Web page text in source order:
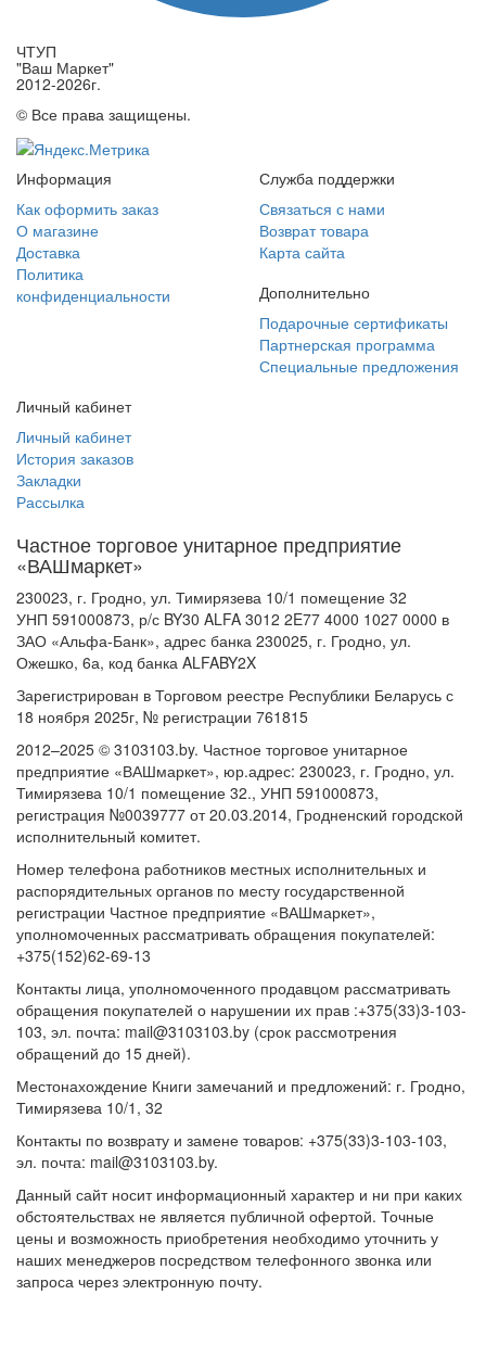
ЧТУП
"Ваш Маркет"
2012-2026г.
© Все права защищены.
Информация
Как оформить заказ
О магазине
Доставка
Политика
конфиденциальности
Служба поддержки
Связаться с нами
Возврат товара
Карта сайта
Дополнительно
Подарочные сертификаты
Партнерская программа
Специальные предложения
Личный кабинет
Личный кабинет
История заказов
Закладки
Рассылка
Частное торговое унитарное предприятие
«ВАШмаркет»
230023, г. Гродно, ул. Тимирязева 10/1 помещение 32
УНП 591000873, р/с BY30 ALFA 3012 2E77 4000 1027 0000 в
ЗАО «Альфа-Банк», адрес банка 230025, г. Гродно, ул.
Ожешко, 6а, код банка ALFABY2X
Зарегистрирован в Торговом реестре Республики Беларусь с
18 ноября 2025г, № регистрации 761815
2012–2025 © 3103103.by. Частное торговое унитарное
предприятие «ВАШмаркет», юр.адрес: 230023, г. Гродно, ул.
Тимирязева 10/1 помещение 32., УНП 591000873,
регистрация №0039777 от 20.03.2014, Гродненский городской
исполнительный комитет.
Номер телефона работников местных исполнительных и
распорядительных органов по месту государственной
регистрации Частное предприятие «ВАШмаркет»,
уполномоченных рассматривать обращения покупателей:
+375(152)62-69-13
Контакты лица, уполномоченного продавцом рассматривать
обращения покупателей о нарушении их прав :+375(33)3-103-
103, эл. почта: mail@3103103.by (срок рассмотрения
обращений до 15 дней).
Местонахождение Книги замечаний и предложений: г. Гродно,
Тимирязева 10/1, 32
Контакты по возврату и замене товаров: +375(33)3-103-103,
эл. почта: mail@3103103.by.
Данный сайт носит информационный характер и ни при каких
обстоятельствах не является публичной офертой. Точные
цены и возможность приобретения необходимо уточнить у
наших менеджеров посредством телефонного звонка или
запроса через электронную почту.